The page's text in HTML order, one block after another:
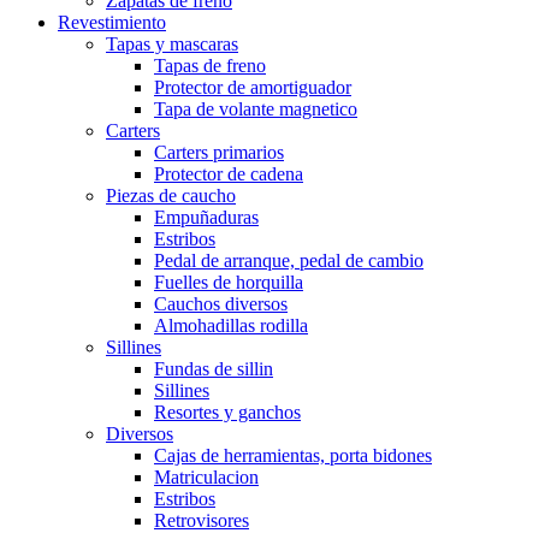
Revestimiento
Tapas y mascaras
Tapas de freno
Protector de amortiguador
Tapa de volante magnetico
Carters
Carters primarios
Protector de cadena
Piezas de caucho
Empuñaduras
Estribos
Pedal de arranque, pedal de cambio
Fuelles de horquilla
Cauchos diversos
Almohadillas rodilla
Sillines
Fundas de sillin
Sillines
Resortes y ganchos
Diversos
Cajas de herramientas, porta bidones
Matriculacion
Estribos
Retrovisores